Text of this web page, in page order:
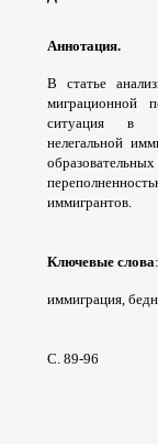
Аннотация.
В статье
миграционной
ситуацияв
нелегальной
иммигрантов.
Ключевые слова:
иммиграция,
С. 89-96